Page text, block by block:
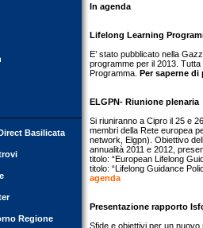
Basilicata
Regione
In agenda
Lifelong Learning
E’ stato pubblicato nella
programme per il 2013.
Programma. Per saperne
ELGPN- Riunione plenaria
Si riuniranno a Cipro il 25 e
membri della Rete europea
network, Elgpn). Obiettivo
annualità 2011 e 2012,
titolo: “European Lifelong
titolo: “Lifelong Guidance
agenda
Presentazione rapporto
Sfide e obiettivi per un